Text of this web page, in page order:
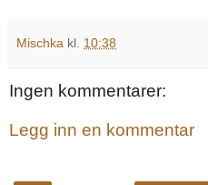
Mischka kl. 10:38
Ingen kommentarer:
Legg inn en kommentar